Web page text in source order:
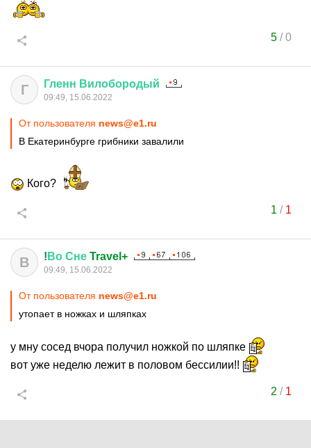
5/0
Г Гленн Вилобородый
09:49, 15.06.2022
От пользователя news@e1.ru
В Екатеринбурге грибники завалили
Кого?
1 / 1
В ! Во Сне Travel+
09:49, 15.06.2022
От пользователя news@e1.ru
утопает в ножках и шляпках
у мну сосед вчора получил ножкой по шляпке
вот уже неделю лежит в половом бессилии!!
2 / 1